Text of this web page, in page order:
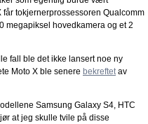
tokjernerprossessoren Qualcomm
megapiksel hovedkamera og et 2
fall ble det ikke lansert noe ny
Moto X ble senere bekreftetav
Samsung Galaxy S4, HTC
at jeg skulle tvile på disse